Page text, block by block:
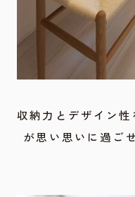
収納力とデザイン
が思い思いに過ご